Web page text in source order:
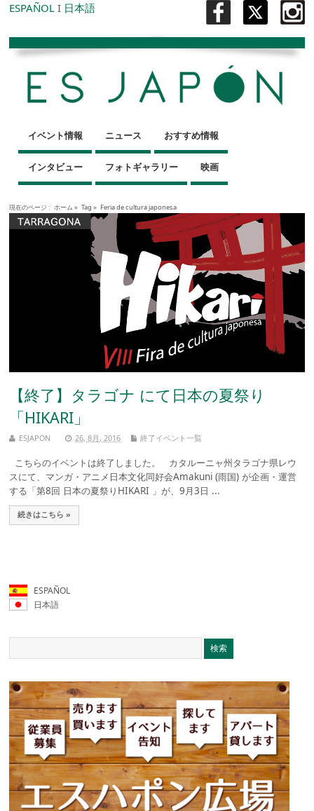
ESPAÑOL I 日本語
イベント情報 ニュース おすすめ情報
インタビュー フォトギャラリー 映画
現在のページ : ホーム » Tag » Feria de cultura japonesa
【終了】タラゴナ にて日本の夏祭り
「HIKARI」
ESJAPON 26, 8月, 2016 終了イベント一覧
こちらのイベントは終了しました。 カタルーニャ州タラゴナ県レウ
スにて、マンガ・アニメ日本文化同好会Amakuni (雨国) が企画・運営
する「第8回 日本の夏祭りHIKARI 」が、9月3日 ...
続きはこちら »
ESPAÑOL
日本語